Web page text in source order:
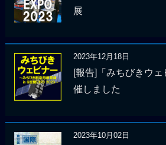
展
2023年12月18日
[報告]「みちびきウ
催しました
2023年10月02日